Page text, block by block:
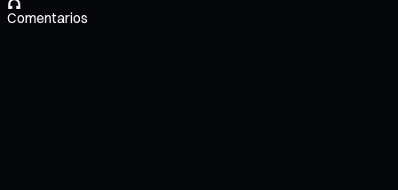
Comentarios